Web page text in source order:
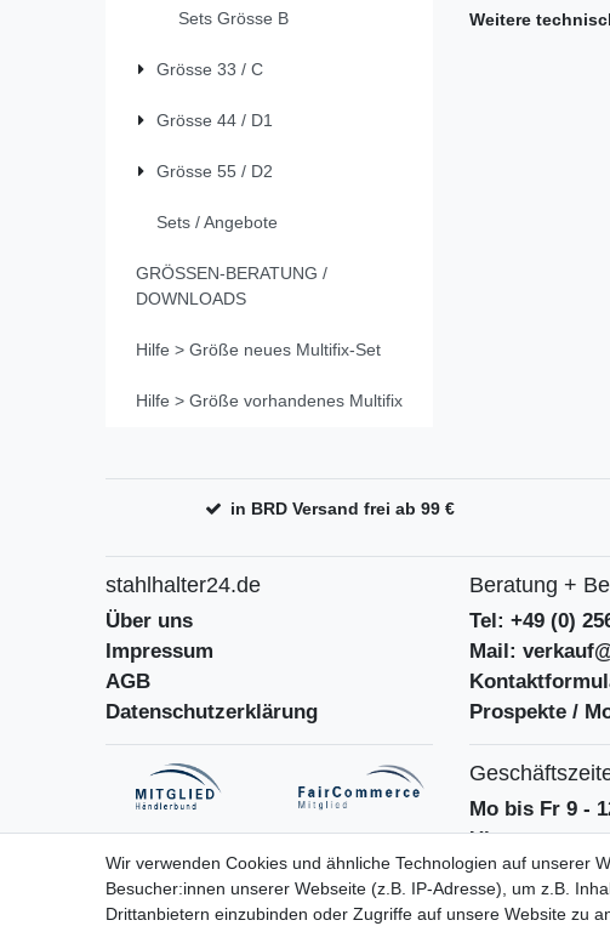
Sets Grösse B
Grösse 33 / C
Grösse 44 / D1
Grösse 55 / D2
Sets / Angebote
GRÖSSEN-BERATUNG /
DOWNLOADS
Hilfe > Größe neues Multifix-Set
Hilfe > Größe vorhandenes Multifix
Weitere
in BRD Versand frei ab 99 €
stahlhalter24.de
Über uns
Impressum
AGB
Datenschutzerklärung
Beratung +
Tel: +49 (0)
Mail:
Prospekte /
Mo bis Fr 9 -
Uhr
Wir verwenden Cookies und ähnliche Technologien auf unserer
Besucher:innen unserer Webseite (z.B. IP-Adresse), um z.B.
Drittanbietern einzubinden oder Zugriffe auf unsere Website zu